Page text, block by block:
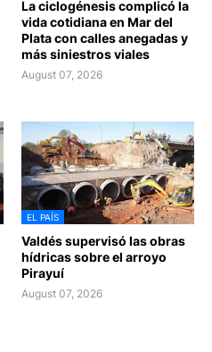
La ciclogénesis complicó la
vida cotidiana en Mar del
Plata con calles anegadas y
más siniestros viales
August 07, 2026
EL PAÍS
Valdés supervisó las obras
hídricas sobre el arroyo
Pirayuí
August 07, 2026